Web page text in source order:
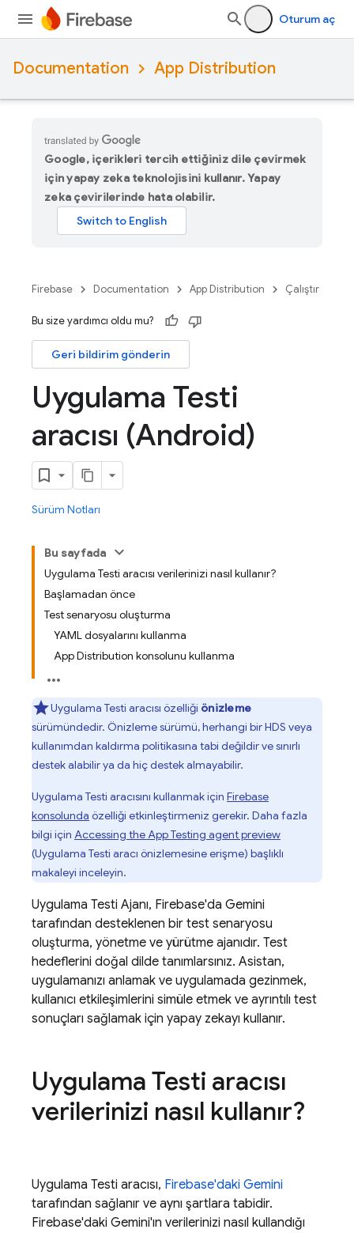
Oturum aç
Documentation App Distribution
Google, içerikleri tercih ettiğiniz dile çevirmek
için yapay zeka teknolojisini kullanır. Yapay
zeka çevirilerinde hata olabilir.
Firebase Documentation App Distribution Çalıştır
Bu size yardımcı oldu mu?
Geri bildirim gönderin
Uygulama Testi
aracısı (Android)
Sürüm Notları
Bu sayfada
Uygulama Testi aracısı verilerinizi nasıl kullanır?
Başlamadan önce
Test senaryosu oluşturma
YAML dosyalarını kullanma
App Distribution konsolunu kullanma
Uygulama Testi aracısı özelliği önizleme
sürümündedir. Önizleme sürümü, herhangi bir HDS veya
kullanımdan kaldırma politikasına tabi değildir ve sınırlı
destek alabilir ya da hiç destek almayabilir.
Uygulama Testi aracısını kullanmak için Firebase
konsolunda özelliği etkinleştirmeniz gerekir. Daha fazla
bilgi için Accessing the App Testing agent preview
(Uygulama Testi aracı önizlemesine erişme) başlıklı
makaleyi inceleyin.
Uygulama Testi Ajanı, Firebase'da Gemini
tarafından desteklenen bir test senaryosu
oluşturma, yönetme ve yürütme ajanıdır. Test
hedeflerini doğal dilde tanımlarsınız. Asistan,
uygulamanızı anlamak ve uygulamada gezinmek,
kullanıcı etkileşimlerini simüle etmek ve ayrıntılı test
sonuçları sağlamak için yapay zekayı kullanır.
Uygulama Testi aracısı
verilerinizi nasıl kullanır?
Uygulama Testi aracısı, Firebase'daki Gemini
tarafından sağlanır ve aynı şartlara tabidir.
Firebase'daki Gemini'ın verilerinizi nasıl kullandığı